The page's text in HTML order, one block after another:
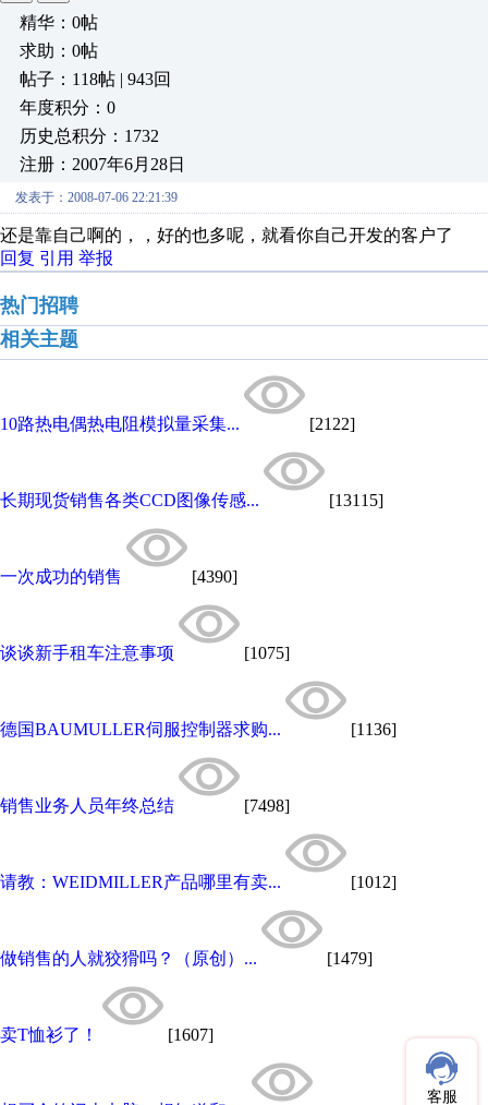
精华：0帖
求助：0帖
帖子：118帖 | 943回
年度积分：0
历史总积分：1732
注册：2007年6月28日
发表于：2008-07-06 22:21:39
还是靠自己啊的，，好的也多呢，就看你自己开发的客户了
回复 引用 举报
热门招聘
相关主题
10路热电偶热电阻模拟量采集... [2122]
长期现货销售各类CCD图像传感... [13115]
一次成功的销售 [4390]
谈谈新手租车注意事项 [1075]
德国BAUMULLER伺服控制器求购... [1136]
销售业务人员年终总结 [7498]
请教：WEIDMILLER产品哪里有卖... [1012]
做销售的人就狡猾吗？（原创）... [1479]
卖T恤衫了！ [1607]
客服